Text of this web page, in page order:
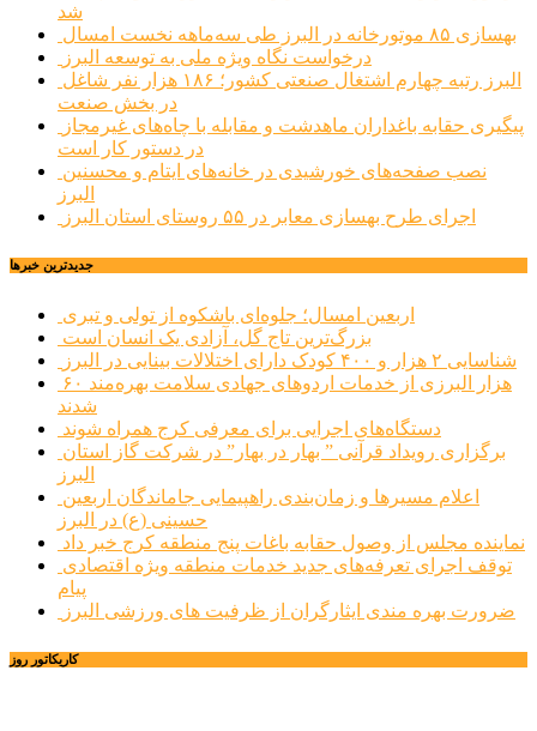
شد
بهسازی ۸۵ موتورخانه در البرز طی سه‌ماهه نخست امسال
درخواست نگاه ویژه ملی به توسعه البرز
در بخش صنعت
در دستور کار است
البرز
اجرای طرح بهسازی معابر در ۵۵ روستای استان البرز
جديدترين خبرها
اربعین امسال؛ جلوه‌ای باشکوه از تولی و تبری
بزرگ‌ترین تاج گل، آزادی یک انسان است
شناسایی ۲ هزار و ۴۰۰ کودک دارای اختلالات بینایی در البرز
۶۰ هزار البرزی از خدمات اردوهای جهادی سلامت بهره‌مند
شدند
دستگاه‌های اجرایی برای معرفی کرج همراه شوند
البرز
حسینی (ع) در البرز
نماینده مجلس از وصول حقابه باغات پنج منطقه کرج خبر داد
پیام
ضرورت بهره مندی ایثارگران از ظرفیت های ورزشی البرز
کاریکاتور روز